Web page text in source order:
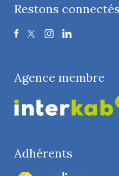
Restons connectés
Agence membre
Adhérents